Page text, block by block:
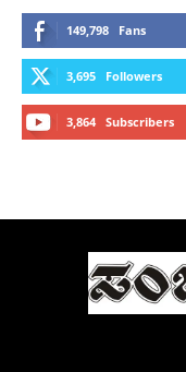
149,798 Fans
3,695 Followers
3,864 Subscribers